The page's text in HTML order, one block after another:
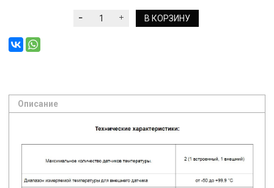
В КОРЗИНУ
Описание